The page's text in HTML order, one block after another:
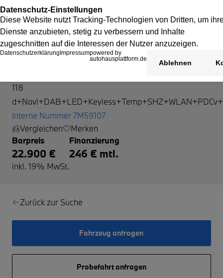
118
Interne Nummer 7M59107
Vergleichen
Merken
Barpreis
22.900 €
inkl. 19% MwSt.
Finanzierung
246 € mtl.
Zurück zur Suche
Fahrzeug anfragen
Probefahrt anfragen